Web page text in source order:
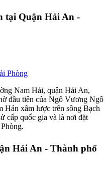
tại Quận Hải An -
Phòng
Nam Hải, quận Hải An,
đầu tiên của Ngô Vương Ngô
Hán xâm lược trên sông Bạch
cấp quốc gia và là nơi đặt
Hải An - Thành phố